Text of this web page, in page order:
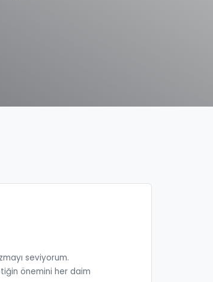
seviyorum.
önemini her daim